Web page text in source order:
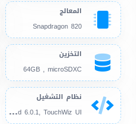
المعالج
Snapdragon 820
التخزين
64GB , microSDXC
نظام التشغيل
And
roid 6.0.1, TouchWiz UI